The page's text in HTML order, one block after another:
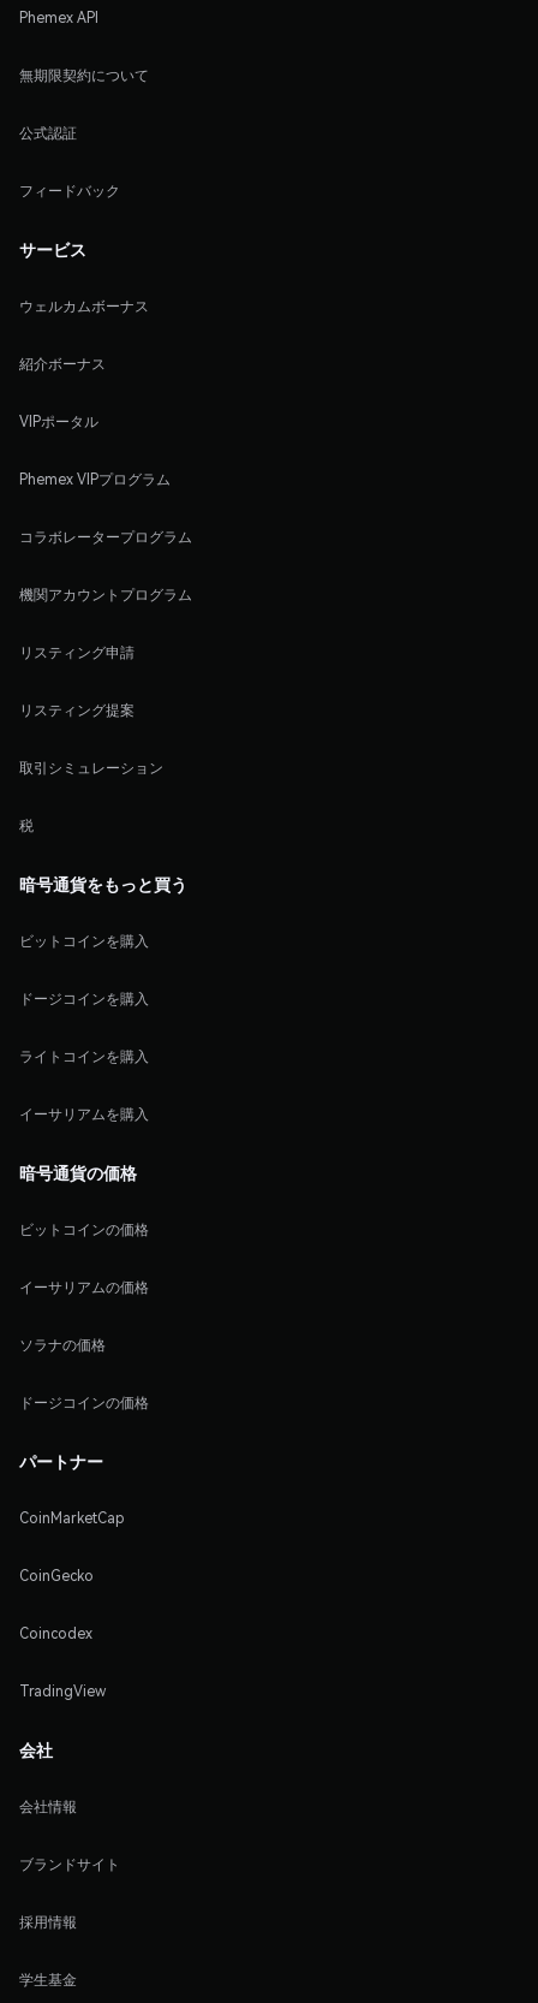
Phemex API
無期限契約について
公式認証
フィードバック
サービス
ウェルカムボーナス
紹介ボーナス
VIPポータル
Phemex VIPプログラム
コラボレータープログラム
機関アカウントプログラム
リスティング申請
リスティング提案
取引シミュレーション
税
暗号通貨をもっと買う
ビットコインを購入
ドージコインを購入
ライトコインを購入
イーサリアムを購入
暗号通貨の価格
ビットコインの価格
イーサリアムの価格
ソラナの価格
ドージコインの価格
パートナー
CoinMarketCap
CoinGecko
Coincodex
TradingView
会社
会社情報
ブランドサイト
採用情報
学生基金